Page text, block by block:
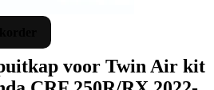
voor Twin Air kit